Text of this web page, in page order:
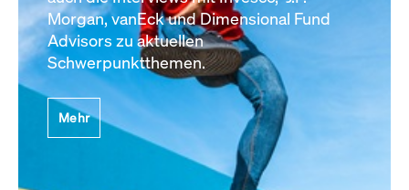
Morgan, vanEck und Dimensional Fund
Advisors zu aktuellen
Schwerpunktthemen.
Mehr